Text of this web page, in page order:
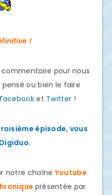
!
commentaire pour nous
ou bien le faire
Facebooket Twitter !
épisode, vous
notre chaîneYoutube
présentée par